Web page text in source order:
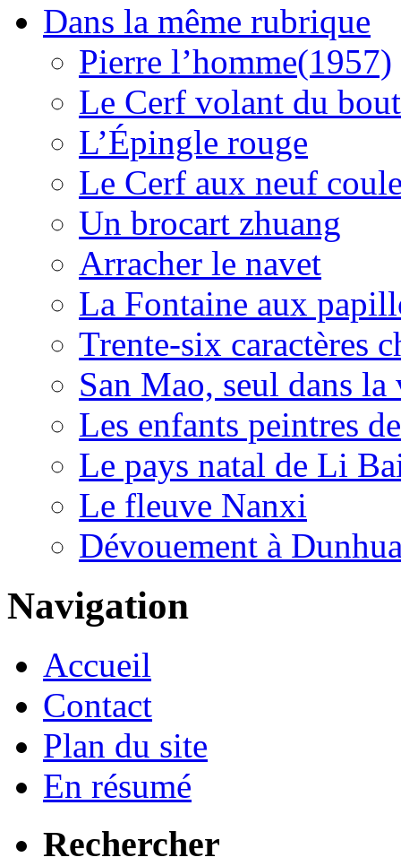
Dans la même rubrique
Pierre l’homme(1957)
Le Cerf volant du
L’Épingle rouge
Le Cerf aux neuf
Un brocart zhuang
Arracher le navet
La Fontaine aux
Trente-six caractères
San Mao, seul dans la
Les enfants peintres
Le pays natal de Li
Le fleuve Nanxi
Dévouement à
Navigation
Accueil
Contact
Plan du site
En résumé
Rechercher